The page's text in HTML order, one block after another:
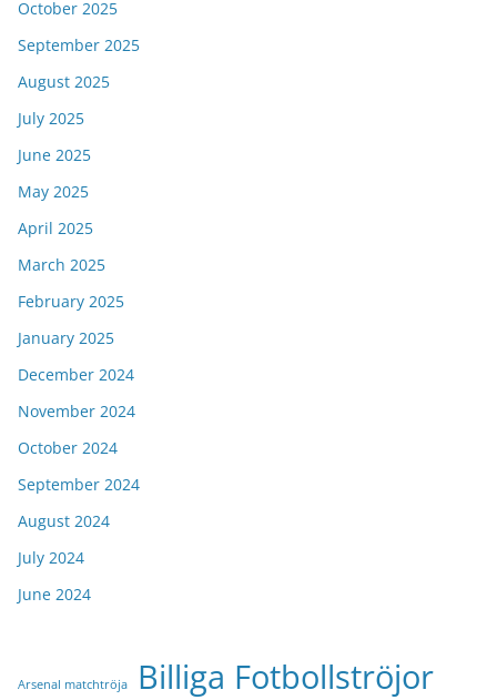
October 2025
September 2025
August 2025
July 2025
June 2025
May 2025
April 2025
March 2025
February 2025
January 2025
December 2024
November 2024
October 2024
September 2024
August 2024
July 2024
June 2024
Arsenal matchtröja Billiga Fotbollströjor